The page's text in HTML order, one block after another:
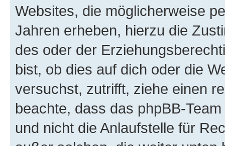
Websites, die möglicherweise
Jahren erheben, hierzu die
des oder der
bist, ob dies auf dich oder die
versuchst, zutrifft, ziehe einen
beachte, dass das phpBB-
und nicht die Anlaufstelle für